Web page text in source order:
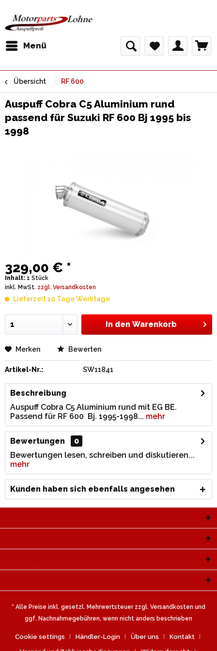
Menü
Übersicht RF 600
Auspuff Cobra C5 Aluminium rund
passend für Suzuki RF 600 Bj 1995 bis
1998
329,00 € *
Inhalt: 1 Stück
inkl. MwSt. zzgl. Versandkosten
Lieferzeit 10 Tage Werktage
In den Warenkorb
Merken Bewerten
Artikel-Nr.: SW11841
Beschreibung
Auspuff Cobra C5 Aluminium rund mit EG BE.
Passend für RF 600 Bj. 1995-1998... mehr
Bewertungen
0
Bewertungen lesen, schreiben und diskutieren...
mehr
Kunden haben sich ebenfalls angesehen
* Alle Preise inkl. gesetzl. Mehrwertsteuer zzgl. Versandkosten und
ggf. Nachnahmegebühren, wenn nicht anders beschrieben
Cookie settings Händler-Login Über uns Kontakt